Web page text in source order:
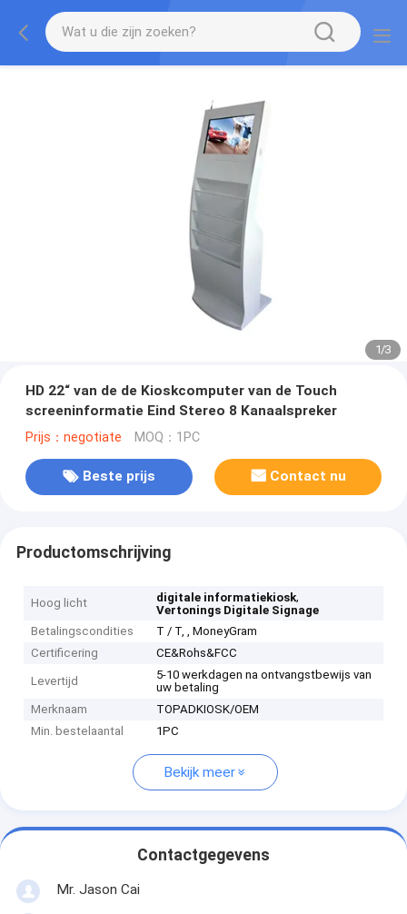
1/3
HD 22“ van de de Kioskcomputer van de Touch
screeninformatie Eind Stereo 8 Kanaalspreker
Prijs：negotiate MOQ：1PC
Beste prijs Contact nu
Productomschrijving
Hoog licht digitale informatiekiosk,
Vertonings Digitale Signage
Betalingscondities
T / T, , MoneyGram
Certificering
CE&Rohs&FCC
Levertijd
5-10 werkdagen na ontvangstbewijs van
uw betaling
Merknaam
TOPADKIOSK/OEM
Min. bestelaantal
1PC
Bekijk meer
Contactgegevens
Mr. Jason Cai